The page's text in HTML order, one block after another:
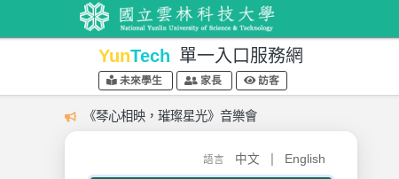
YunTech 單一入口服務網
未來學生 家長 訪客
《琴心相映，璀璨星光》音樂會
語言 中文 English